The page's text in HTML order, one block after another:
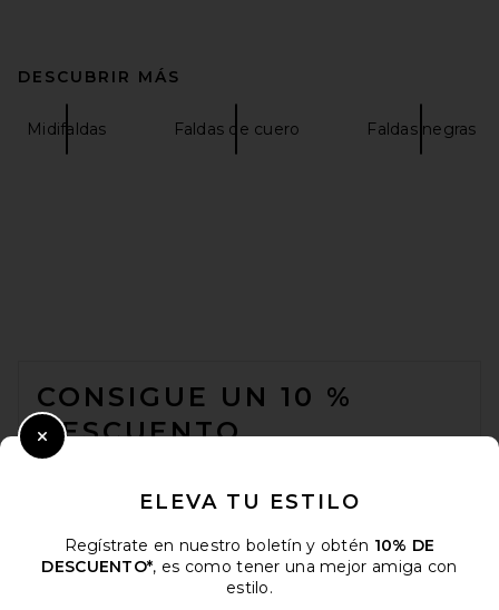
DESCUBRIR MÁS
Midifaldas Faldas de cuero Faldas negras
CONSIGUE UN 10 %
DESCUENTO
electrónico. Puede retirarse en cualquier momento.
Email Address
ELEVA TU ESTILO
Regístrate en nuestro boletín y obtén 10% DE
DESCUENTO*, es como tener una mejor amiga con
estilo.
Close Modal